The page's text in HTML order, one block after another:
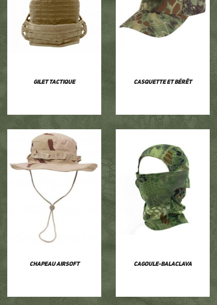
Gilet tactique Casquette et bérêt
Chapeau airsoft Cagoule-balaclava